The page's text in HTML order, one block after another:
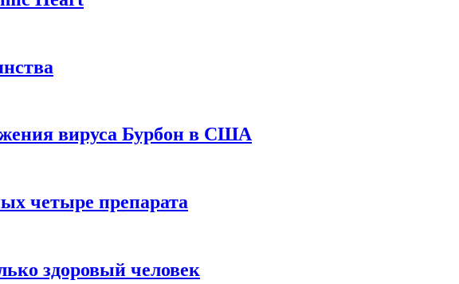
вируса Бурбон в США
четыре препарата
здоровый человек